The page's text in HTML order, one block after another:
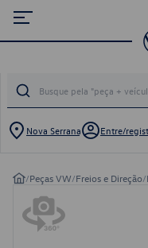
Nova Serrana Entre/
/Peças VW/Freios e Direção/